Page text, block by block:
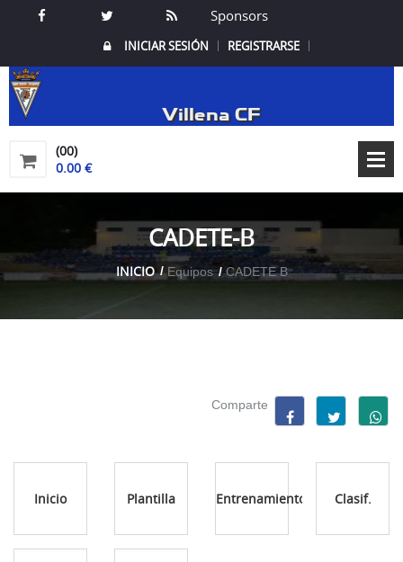
Sponsors
INICIAR SESIÓN REGISTRARSE
Villena CF
(00)
0.00 €
CADETE-B
INICIO Equipos CADETE B
Comparte
Inicio Plantilla Entrenamientos Clasif.